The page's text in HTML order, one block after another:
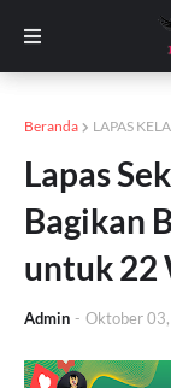
Beranda LAPAS
Lapas
Bagikan
untuk 22
Admin - Oktober